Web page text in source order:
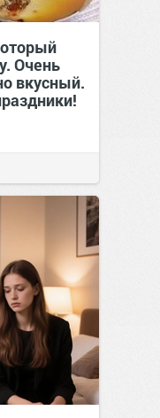
Очень
вкусный.